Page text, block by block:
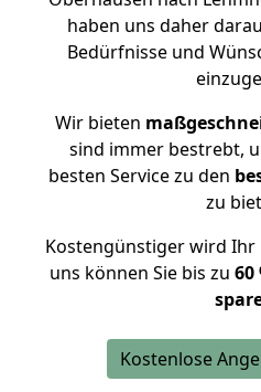
haben uns daher
Bedürfnisse und
Wir bieten
sind immer bestrebt,
besten Service zu den
zu
Kostengünstiger wird Ihr
uns können Sie bis zu 60
Kostenlose